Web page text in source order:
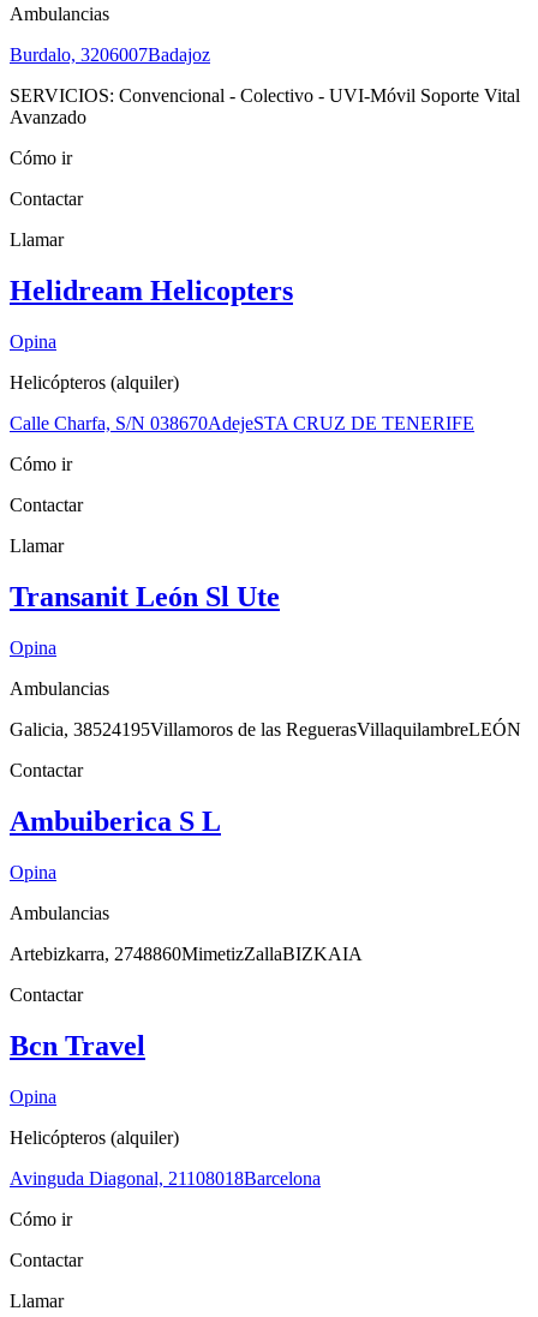
Ambulancias
Burdalo, 3206007Badajoz
SERVICIOS: Convencional - Colectivo - UVI-Móvil Soporte Vital
Avanzado
Cómo ir
Contactar
Llamar
Helidream Helicopters
Opina
Helicópteros (alquiler)
Calle Charfa, S/N 038670AdejeSTA CRUZ DE TENERIFE
Cómo ir
Contactar
Llamar
Transanit León Sl Ute
Opina
Ambulancias
Galicia, 38524195Villamoros de las ReguerasVillaquilambreLEÓN
Contactar
Ambuiberica S L
Opina
Ambulancias
Artebizkarra, 2748860MimetizZallaBIZKAIA
Contactar
Bcn Travel
Opina
Helicópteros (alquiler)
Avinguda Diagonal, 21108018Barcelona
Cómo ir
Contactar
Llamar